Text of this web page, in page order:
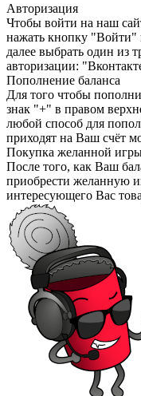
Авторизация
Чтобы войти на наш
нажать кнопку "Войти"
далее выбрать один из
авторизации:
Пополнение баланса
Для того чтобы
знак "+" в правом
любой способ для
приходят на Ваш счёт
Покупка желанной
После того, как Ваш
приобрести желанную
интересующего Вас